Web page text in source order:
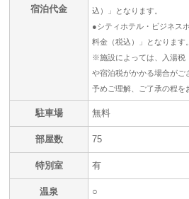
宿泊代金
込）」となります。
●シティホテル・ビジネス
料金（税込）」となります。
※施設によっては、入湯税
や宿泊税がかかる場合がご
予めご理解、ご了承の程を
駐車場 無料
部屋数 75
特別室 有
温泉 ○